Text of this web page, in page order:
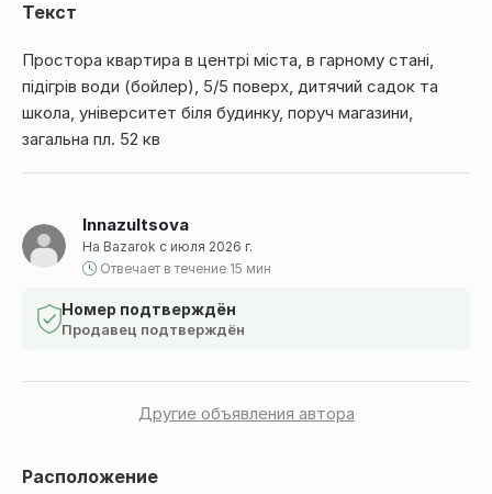
Innazultsova
На Bazarok с июля 2026 г.
Отвечает в течение 15 мин
Номер подтверждён
Продавец подтверждён
Другие объявления автора
Текст
Простора квартира в центрі міста, в гарному стані,
підігрів води (бойлер), 5/5 поверх, дитячий садок та
школа, університет біля будинку, поруч магазини,
загальна пл. 52 кв
Расположение